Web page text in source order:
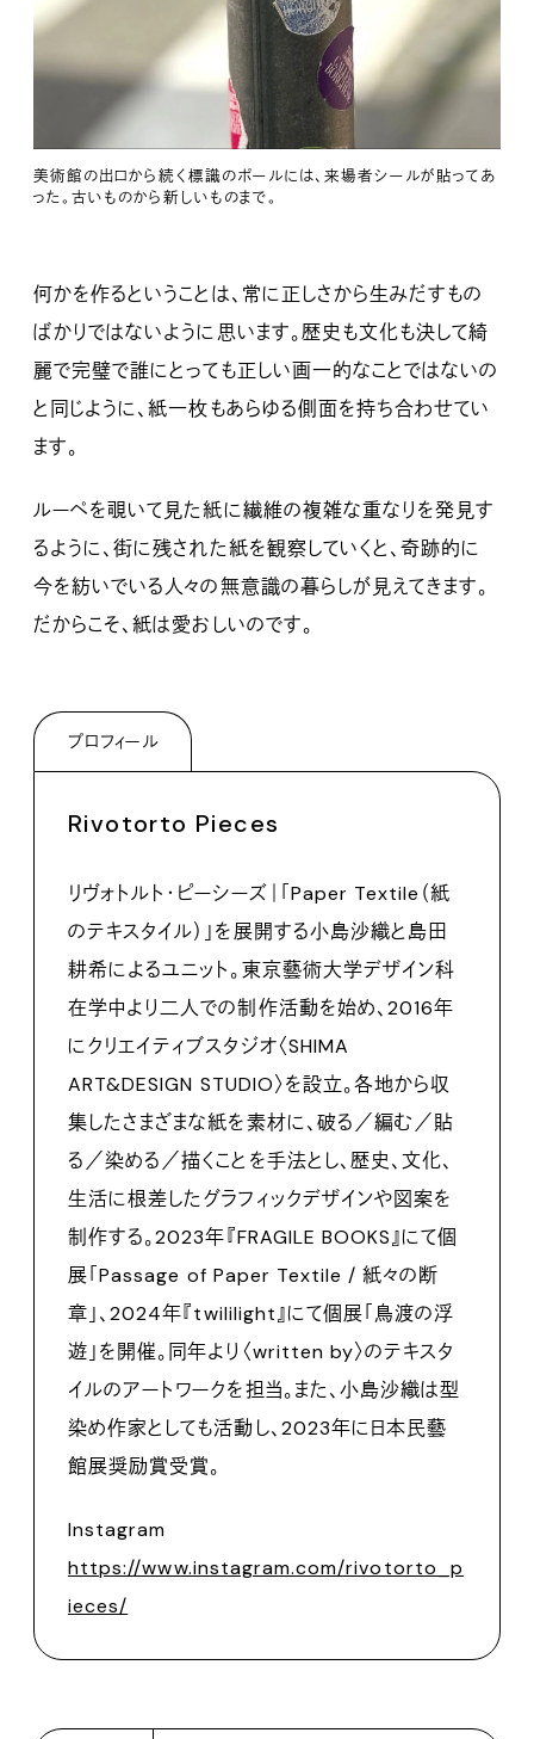
美術館の出口から続く標識のポールには、来場者シールが貼ってあ
った。古いものから新しいものまで。
何かを作るということは、常に正しさから生みだすもの
ばかりではないように思います。歴史も文化も決して綺
麗で完璧で誰にとっても正しい画一的なことではないの
と同じように、紙一枚もあらゆる側面を持ち合わせてい
ます。
ルーペを覗いて見た紙に繊維の複雑な重なりを発見す
るように、街に残された紙を観察していくと、奇跡的に
今を紡いでいる人々の無意識の暮らしが見えてきます。
だからこそ、紙は愛おしいのです。
プロフィール
Rivotorto Pieces
リヴォトルト・ピーシーズ｜「Paper Textile（紙
のテキスタイル）」を展開する小島沙織と島田
耕希によるユニット。東京藝術大学デザイン科
在学中より二人での制作活動を始め、2016年
にクリエイティブスタジオ〈SHIMA
ART&DESIGN STUDIO〉を設立。各地から収
集したさまざまな紙を素材に、破る／編む／貼
る／染める／描くことを手法とし、歴史、文化、
生活に根差したグラフィックデザインや図案を
制作する。2023年『FRAGILE BOOKS』にて個
展「Passage of Paper Textile / 紙々の断
章」、2024年『twililight』にて個展「鳥渡の浮
遊」を開催。同年より〈written by〉のテキスタ
イルのアートワークを担当。また、小島沙織は型
染め作家としても活動し、2023年に日本民藝
館展奨励賞受賞。
Instagram
https://www.instagram.com/rivotorto_p
ieces/